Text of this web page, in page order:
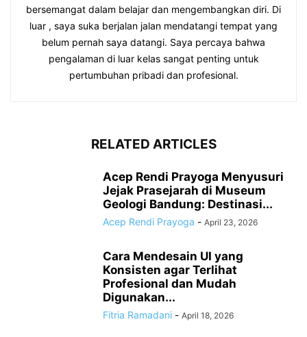
bersemangat dalam belajar dan mengembangkan diri. Di
luar , saya suka berjalan jalan mendatangi tempat yang
belum pernah saya datangi. Saya percaya bahwa
pengalaman di luar kelas sangat penting untuk
pertumbuhan pribadi dan profesional.
RELATED ARTICLES
Acep Rendi Prayoga Menyusuri
Jejak Prasejarah di Museum
Geologi Bandung: Destinasi...
Acep Rendi Prayoga - April 23, 2026
Cara Mendesain UI yang
Konsisten agar Terlihat
Profesional dan Mudah
Digunakan...
Fitria Ramadani - April 18, 2026